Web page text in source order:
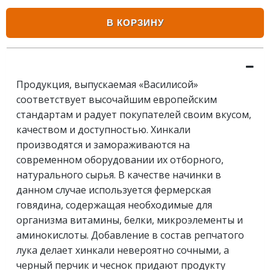
В КОРЗИНУ
Продукция, выпускаемая «Василисой»
соответствует высочайшим европейским
стандартам и радует покупателей своим вкусом,
качеством и доступностью. Хинкали
производятся и замораживаются на
современном оборудовании их отборного,
натурального сырья. В качестве начинки в
данном случае используется фермерская
говядина, содержащая необходимые для
организма витамины, белки, микроэлементы и
аминокислоты. Добавление в состав репчатого
лука делает хинкали невероятно сочными, а
черный перчик и чеснок придают продукту